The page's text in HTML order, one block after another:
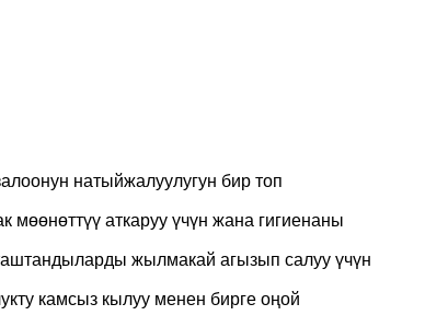
натыйжалуулугун бир топ
мөөнөттүү аткаруу үчүн жана гигиенаны
жылмакай агызып салуу үчүн
камсыз кылуу менен бирге оңой